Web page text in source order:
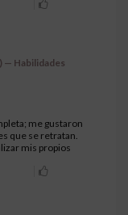
— Habilidades
me gustaron
que se retratan.
mis propios